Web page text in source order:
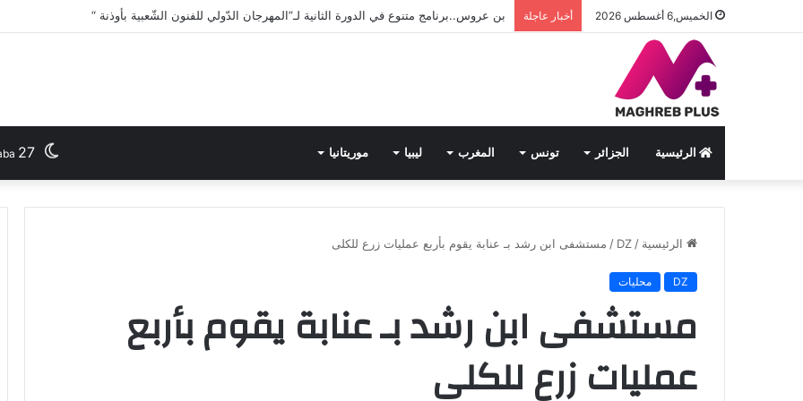
الخميس,6 أغسطس 2026 أخبار عاجلة بن عروس..برنامج متنوع في الدورة الثانية لـ”المهرجان الدّولي للفنون الشّعبية بأوذنة “
الرئيسية الجزائر تونس المغرب ليبيا موريتانيا 27
الرئيسية /
DZ
/ مستشفى ابن رشد بـ عنابة يقوم بأربع عمليات زرع للكلى
DZ محليات
مستشفى ابن رشد بـ عنابة يقوم بأربع
عمليات زرع للكلى